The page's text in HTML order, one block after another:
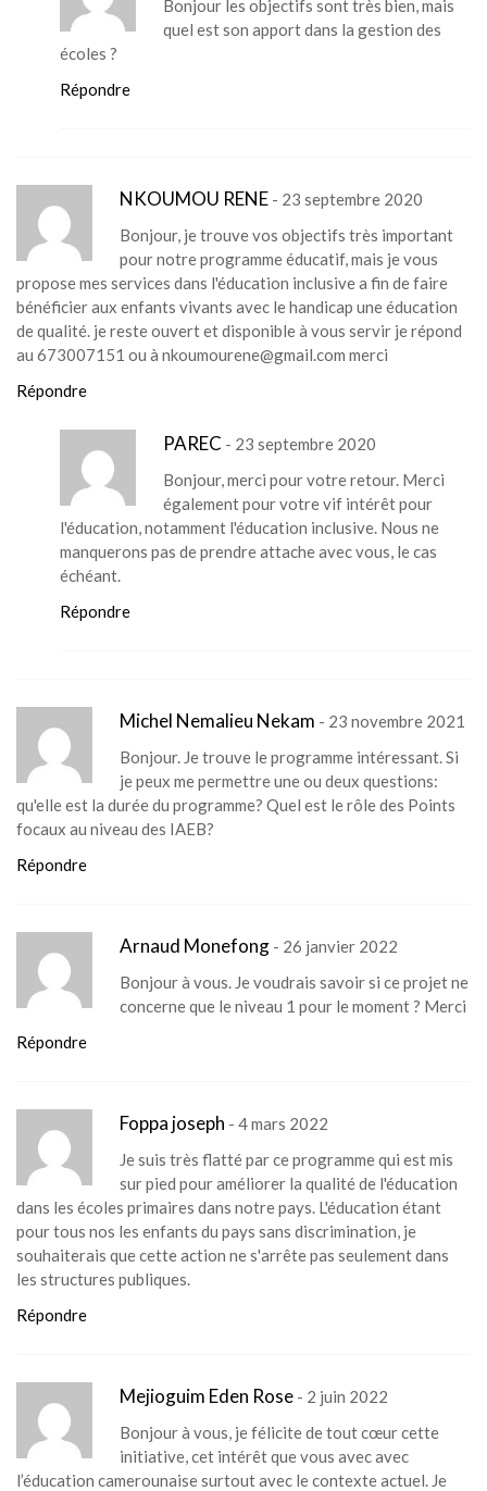
Bonjour les objectifs sont très bien, mais
quel est son apport dans la gestion des
écoles ?
Répondre
NKOUMOU RENE - 23 septembre 2020
Bonjour, je trouve vos objectifs très important
pour notre programme éducatif, mais je vous
propose mes services dans l'éducation inclusive a fin de faire
bénéficier aux enfants vivants avec le handicap une éducation
de qualité. je reste ouvert et disponible à vous servir je répond
au 673007151 ou à nkoumourene@gmail.com merci
Répondre
PAREC - 23 septembre 2020
Bonjour, merci pour votre retour. Merci
également pour votre vif intérêt pour
l'éducation, notamment l'éducation inclusive. Nous ne
manquerons pas de prendre attache avec vous, le cas
échéant.
Répondre
Michel Nemalieu Nekam - 23 novembre 2021
Bonjour. Je trouve le programme intéressant. Si
je peux me permettre une ou deux questions:
qu'elle est la durée du programme? Quel est le rôle des Points
focaux au niveau des IAEB?
Répondre
Arnaud Monefong - 26 janvier 2022
Bonjour à vous. Je voudrais savoir si ce projet ne
concerne que le niveau 1 pour le moment ? Merci
Répondre
Foppa joseph - 4 mars 2022
Je suis très flatté par ce programme qui est mis
sur pied pour améliorer la qualité de l'éducation
dans les écoles primaires dans notre pays. L'éducation étant
pour tous nos les enfants du pays sans discrimination, je
souhaiterais que cette action ne s'arrête pas seulement dans
les structures publiques.
Répondre
Mejioguim Eden Rose - 2 juin 2022
Bonjour à vous, je félicite de tout cœur cette
initiative, cet intérêt que vous avec avec
l’éducation camerounaise surtout avec le contexte actuel. Je